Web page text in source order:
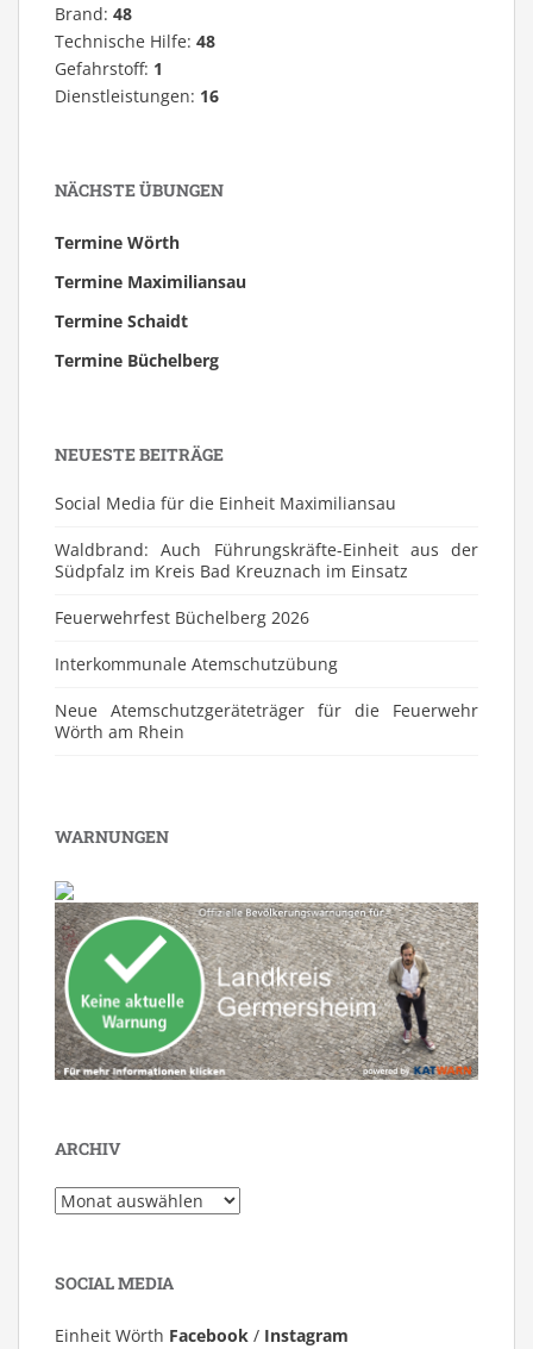
Brand: 48
Technische Hilfe: 48
Gefahrstoff: 1
Dienstleistungen: 16
NÄCHSTE ÜBUNGEN
Termine Wörth
Termine Maximiliansau
Termine Schaidt
Termine Büchelberg
NEUESTE BEITRÄGE
Social Media für die Einheit Maximiliansau
Waldbrand: Auch Führungskräfte-Einheit aus der
Südpfalz im Kreis Bad Kreuznach im Einsatz
Feuerwehrfest Büchelberg 2026
⁠Interkommunale Atemschutzübung
Neue Atemschutzgeräteträger für die Feuerwehr
Wörth am Rhein
WARNUNGEN
ARCHIV
Archiv
SOCIAL MEDIA
Einheit Wörth Facebook / Instagram